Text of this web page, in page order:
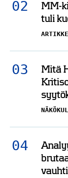
MM-
tuli
Mitä